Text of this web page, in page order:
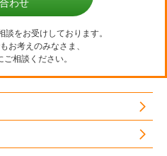
わせ
をお受けしております。
お考えのみなさま、
ご相談ください。